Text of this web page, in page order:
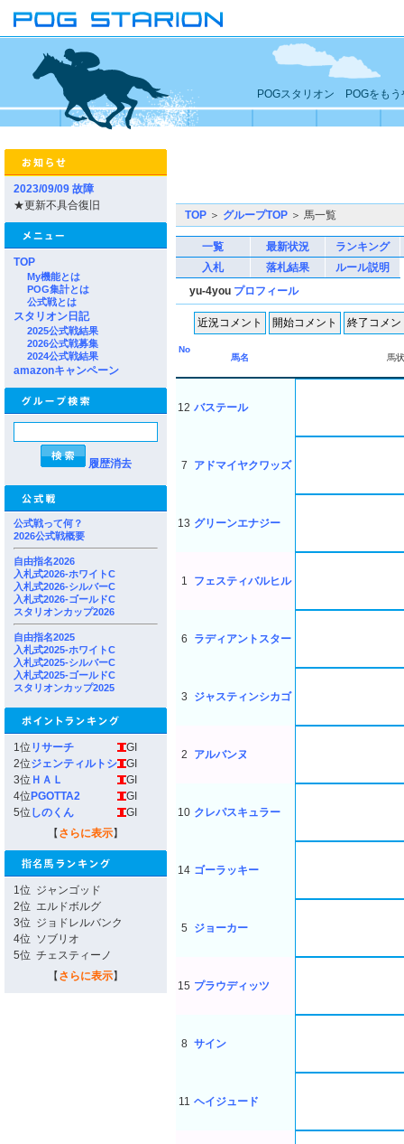
POGスタリオン POGをもう
2023/09/09 故障
★更新不具合復旧
TOP
My機能とは
POG集計とは
公式戦とは
スタリオン日記
2025公式戦結果
2026公式戦募集
2024公式戦結果
amazonキャンペーン
履歴消去
公式戦って何？
2026公式戦概要
自由指名2026
入札式2026-ホワイトC
入札式2026-シルバーC
入札式2026-ゴールドC
スタリオンカップ2026
自由指名2025
入札式2025-ホワイトC
入札式2025-シルバーC
入札式2025-ゴールドC
スタリオンカップ2025
1位 リサーチ
GI
2位ジェンティルトシ
GI
3位 ＨＡＬ
GI
4位 PGOTTA2
GI
5位 しのくん
GI
【 さらに表示】
1位 ジャンゴッド
2位 エルドボルグ
3位 ジョドレルバンク
4位 ソブリオ
5位 チェスティーノ
【 さらに表示】
TOP ＞ グループTOP ＞ 馬一覧
一覧 最新状況
ランキング
入札
落札結果
ルール説明
yu-4you プロフィール
No
馬名
馬
12 バステール
7 アドマイヤクワッズ
13 グリーンエナジー
1 フェスティバルヒル
6 ラディアントスター
3 ジャスティンシカゴ
2 アルバンヌ
10 クレパスキュラー
14 ゴーラッキー
5 ジョーカー
15 プラウディッツ
8 サイン
11 ヘイジュード